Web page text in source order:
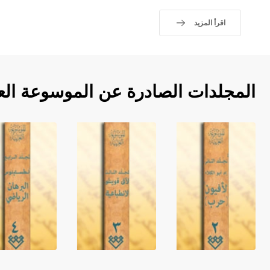
اقرأ المزيد
المجلدات الصادرة عن الموسوعة